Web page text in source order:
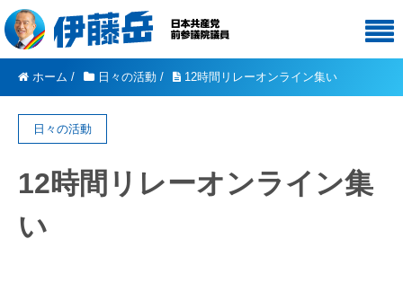
ホーム / 日々の活動 / 12時間リレーオンライン集い
日々の活動
12時間リレーオンライン集
い